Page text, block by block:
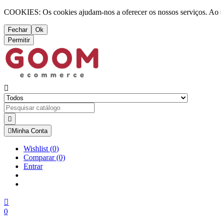
COOKIES: Os cookies ajudam-nos a oferecer os nossos serviços.
Fechar
Ok
Permitir


 Minha Conta
Wishlist (0)
Comparar(0)
Entrar

0